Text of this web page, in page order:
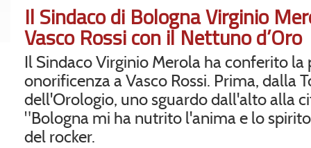
Il Sindaco di Bologna Virginio
Vasco Rossi con il Nettuno d’Oro
Il Sindaco Virginio Merola ha conferito la
onorificenza a Vasco Rossi. Prima, dalla
dell'Orologio, uno sguardo dall'alto alla
"Bologna mi ha nutrito l'anima e lo
del rocker.